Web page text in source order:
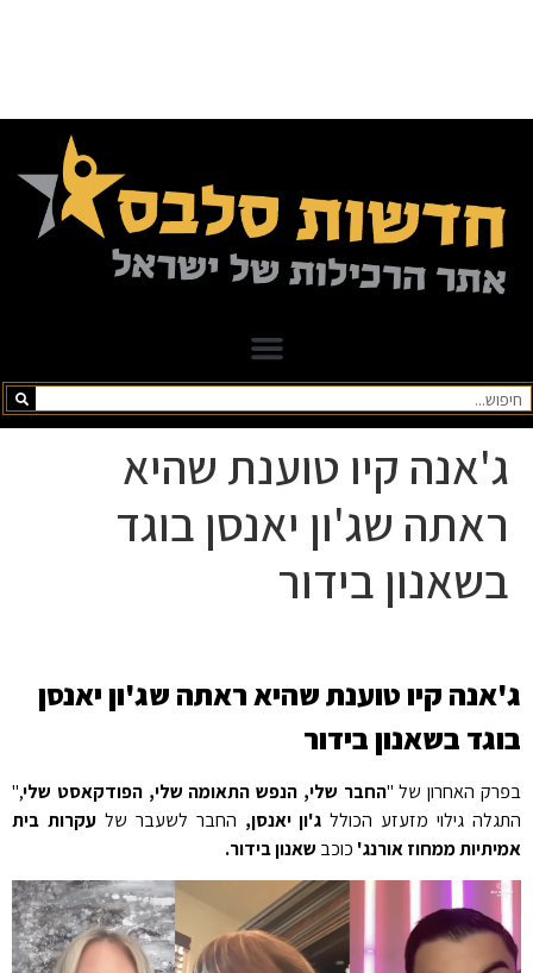
ג'אנה קיו טוענת שהיא
ראתה שג'ון יאנסן בוגד
בשאנון בידור
ג'אנה קיו טוענת שהיא ראתה שג'ון יאנסן
בוגד בשאנון בידור
בפרק האחרון של "החבר שלי, הנפש התאומה שלי, הפודקאסט שלי,"
התגלה גילוי מזעזע הכולל ג'ון יאנסן, החבר לשעבר שלעקרות בית
אמיתיות ממחוז אורנג' כוכב שאנון בידור.